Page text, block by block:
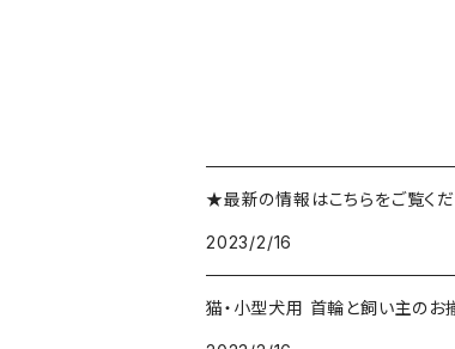
★最新の情報はこちらをご覧く
2023/2/16
猫・小型犬用 首輪と飼い主の